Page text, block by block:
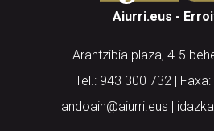
Aiurri.eus -
Arantzibia plaza, 4-5
Tel.: 943 300 732 |
andoain@aiurri.eus |